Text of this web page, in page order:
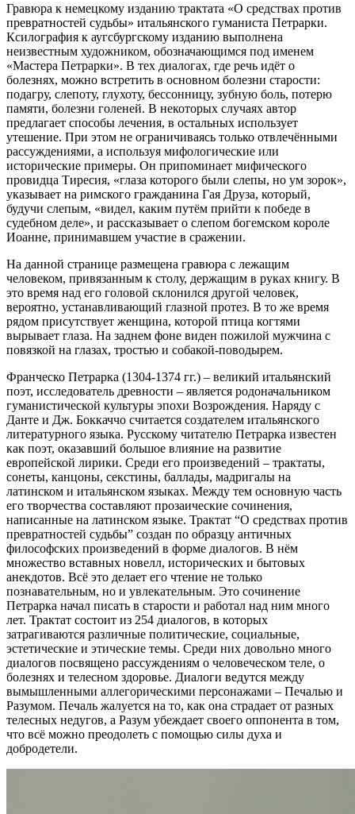
Гравюра к немецкому изданию трактата «О средствах против
превратностей судьбы» итальянского гуманиста Петрарки.
Ксилография к аугсбургскому изданию выполнена
неизвестным художником, обозначающимся под именем
«Мастера Петрарки». В тех диалогах, где речь идёт о
болезнях, можно встретить в основном болезни старости:
подагру, слепоту, глухоту, бессонницу, зубную боль, потерю
памяти, болезни голеней. В некоторых случаях автор
предлагает способы лечения, в остальных использует
утешение. При этом не ограничиваясь только отвлечёнными
рассуждениями, а используя мифологические или
исторические примеры. Он припоминает мифического
провидца Тиресия, «глаза которого были слепы, но ум зорок»,
указывает на римского гражданина Гая Друза, который,
будучи слепым, «видел, каким путём прийти к победе в
судебном деле», и рассказывает о слепом богемском короле
Иоанне, принимавшем участие в сражении.
На данной странице размещена гравюра с лежащим
человеком, привязанным к столу, держащим в руках книгу. В
это время над его головой склонился другой человек,
вероятно, устанавливающий глазной протез. В то же время
рядом присутствует женщина, которой птица когтями
вырывает глаза. На заднем фоне виден пожилой мужчина с
повязкой на глазах, тростью и собакой-поводырем.
Франческо Петрарка (1304-1374 гг.) – великий итальянский
поэт, исследователь древности – является родоначальником
гуманистической культуры эпохи Возрождения. Наряду с
Данте и Дж. Боккаччо считается создателем итальянского
литературного языка. Русскому читателю Петрарка известен
как поэт, оказавший большое влияние на развитие
европейской лирики. Среди его произведений – трактаты,
сонеты, канцоны, секстины, баллады, мадригалы на
латинском и итальянском языках. Между тем основную часть
его творчества составляют прозаические сочинения,
написанные на латинском языке. Трактат “О средствах против
превратностей судьбы” создан по образцу античных
философских произведений в форме диалогов. В нём
множество вставных новелл, исторических и бытовых
анекдотов. Всё это делает его чтение не только
познавательным, но и увлекательным. Это сочинение
Петрарка начал писать в старости и работал над ним много
лет. Трактат состоит из 254 диалогов, в которых
затрагиваются различные политические, социальные,
эстетические и этические темы. Среди них довольно много
диалогов посвящено рассуждениям о человеческом теле, о
болезнях и телесном здоровье. Диалоги ведутся между
вымышленными аллегорическими персонажами – Печалью и
Разумом. Печаль жалуется на то, как она страдает от разных
телесных недугов, а Разум убеждает своего оппонента в том,
что всё можно преодолеть с помощью силы духа и
добродетели.